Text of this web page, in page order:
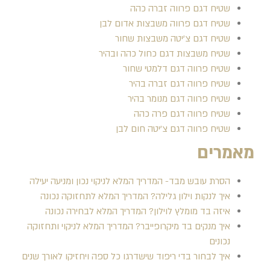
שטיח דגם פרווה זברה כהה
שטיח דגם פרווה משבצות אדום לבן
שטיח דגם צ'יטה משבצות שחור
שטיח משבצות דגם כחול כהה ובהיר
שטיח פרווה דגם דלמטי שחור
שטיח פרווה דגם זברה בהיר
שטיח פרווה דגם מנומר בהיר
שטיח פרווה דגם פרה כהה
שטיח פרווה דגם צ'יטה חום לבן
מאמרים
הסרת עובש מבד- המדריך המלא לניקוי נכון ומניעה יעילה
איך לנקות וילון גלילה? המדריך המלא לתחזוקה נכונה
איזה בד מומלץ לוילון? המדריך המלא לבחירה נכונה
איך מנקים בד מיקרופייבר? המדריך המלא לניקוי ותחזוקה
נכונים
איך לבחור בדי ריפוד שישדרגו כל ספה ויחזיקו לאורך שנים